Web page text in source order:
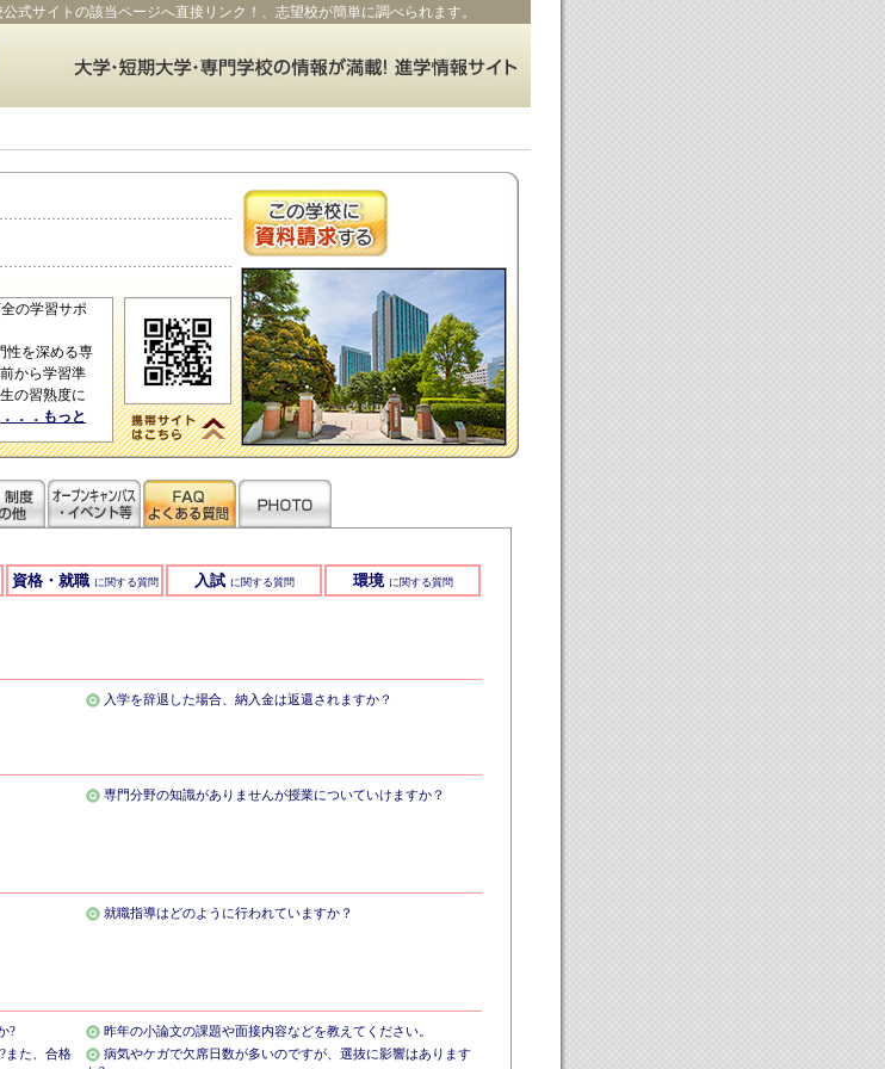
式サイトの該当ページへ直接リンク！、志望校が簡単に調べられます。
の学習サポ
性を深める専
から学習準
の習熟度に
．．．もっと
資格・就職 に関する質問 入試 に関する質問 環境 に関する質問
入学を辞退した場合、納入金は返還されますか？
専門分野の知識がありませんが授業についていけますか？
就職指導はどのように行われていますか？
?
昨年の小論文の課題や面接内容などを教えてください。
また、合格
病気やケガで欠席日数が多いのですが、選抜に影響はあります